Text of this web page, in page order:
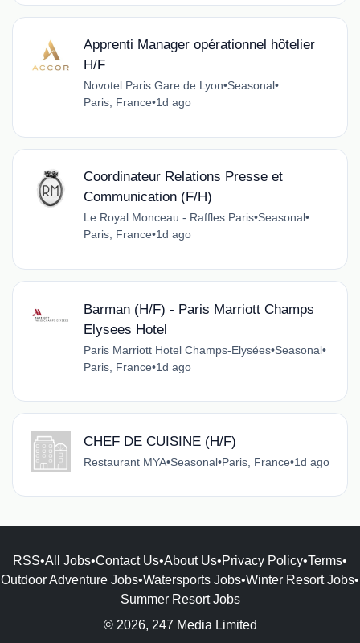
Apprenti Manager opérationnel hôtelier
H/F
Novotel Paris Gare de Lyon•Seasonal•
Paris, France•1d ago
Coordinateur Relations Presse et
Communication (F/H)
Le Royal Monceau - Raffles Paris•Seasonal•
Paris, France•1d ago
Barman (H/F) - Paris Marriott Champs
Elysees Hotel
Paris Marriott Hotel Champs-Elysées•Seasonal•
Paris, France•1d ago
CHEF DE CUISINE (H/F)
Restaurant MYA•Seasonal•Paris, France•1d ago
RSS•All Jobs•Contact Us•About Us•Privacy Policy•Terms•
Outdoor Adventure Jobs•Watersports Jobs•Winter Resort Jobs•
Summer Resort Jobs
© 2026, 247 Media Limited